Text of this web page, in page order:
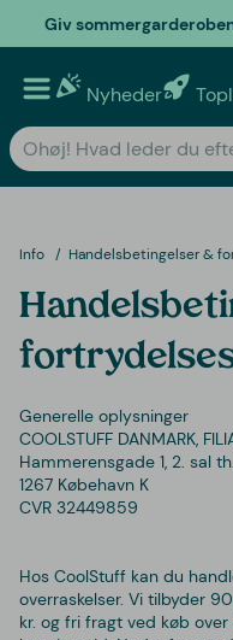
Giv
Nyheder
Info Handelsbetingelser &
Generelle oplysninger
COOLSTUFF DANMARK,
Hammerensgade 1, 2. sal th.
1267 Købehavn K
CVR 32449859
Hos CoolStuff kan du
overraskelser. Vi tilbyder
kr. og fri fragt ved køb